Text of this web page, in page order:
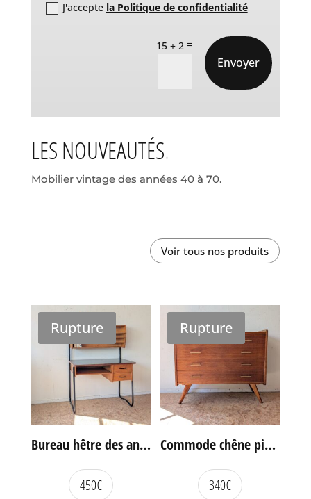
J'accepte la Politique de confidentialité
15 + 2 =
Envoyer
LES NOUVEAUTÉS
Mobilier vintage des années 40 à 70.
Voir tous nos produits
Rupture
Bureau hêtre des années 60
450€
Rupture
Commode chêne pieds compas vintage
340€